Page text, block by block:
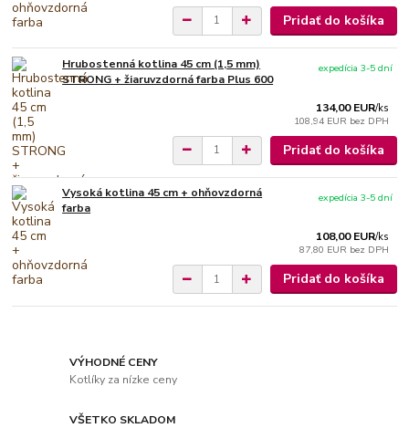
Pridať do košíka
Hrubostenná kotlina 45 cm (1,5 mm)
STRONG + žiaruvzdorná farba Plus 600
134,00 EUR/ks
108,94 EUR bez DPH
expedícia 3-5 dní
Pridať do košíka
Vysoká kotlina 45 cm + ohňovzdorná
farba
108,00 EUR/ks
87,80 EUR bez DPH
expedícia 3-5 dní
Pridať do košíka
VÝHODNÉ CENY
Kotlíky za nízke ceny
VŠETKO SKLADOM